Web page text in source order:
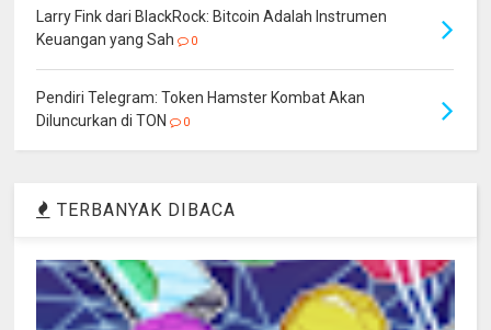
Larry Fink dari BlackRock: Bitcoin Adalah Instrumen
Keuangan yang Sah
0
Pendiri Telegram: Token Hamster Kombat Akan
Diluncurkan di TON
0
TERBANYAK DIBACA